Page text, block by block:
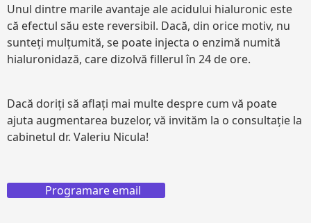
Unul dintre marile avantaje ale acidului hialuronic este
că efectul său este reversibil. Dacă, din orice motiv, nu
sunteți mulțumită, se poate injecta o enzimă numită
hialuronidază, care dizolvă fillerul în 24 de ore.
Dacă doriți să aflați mai multe despre cum vă poate
ajuta augmentarea buzelor, vă invităm la o consultație la
cabinetul dr. Valeriu Nicula!
Programare email